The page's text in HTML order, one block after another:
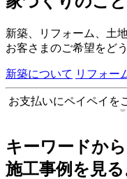
新築、リフォーム、土地
お客さまのご希望をどう
新築について リフォー
お支払いにペイペイを
キーワードから
施工事例を見る